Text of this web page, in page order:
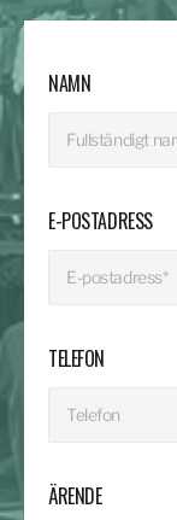
NAMN
E-POSTADRESS
TELEFON
ÄRENDE